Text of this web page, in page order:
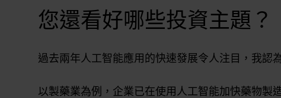
您還看好哪些投資主題？
過去兩年人工智能應用的快速發展令人注目，我認
以製藥業為例，企業已在使用人工智能加快藥物製